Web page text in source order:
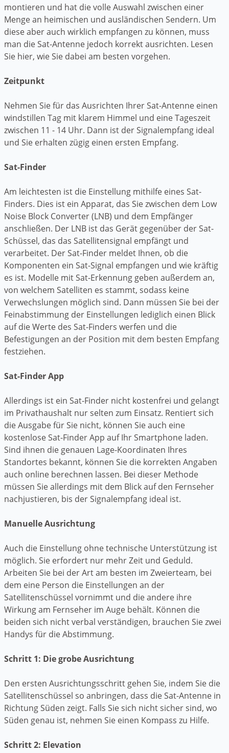
montieren und hat die volle Auswahl zwischen einer
Menge an heimischen und ausländischen Sendern. Um
diese aber auch wirklich empfangen zu können, muss
man die Sat-Antenne jedoch korrekt ausrichten. Lesen
Sie hier, wie Sie dabei am besten vorgehen.
Zeitpunkt
Nehmen Sie für das Ausrichten Ihrer Sat-Antenne einen
windstillen Tag mit klarem Himmel und eine Tageszeit
zwischen 11 - 14 Uhr. Dann ist der Signalempfang ideal
und Sie erhalten zügig einen ersten Empfang.
Sat-Finder
Am leichtesten ist die Einstellung mithilfe eines Sat-
Finders. Dies ist ein Apparat, das Sie zwischen dem Low
Noise Block Converter (LNB) und dem Empfänger
anschließen. Der LNB ist das Gerät gegenüber der Sat-
Schüssel, das das Satellitensignal empfängt und
verarbeitet. Der Sat-Finder meldet Ihnen, ob die
Komponenten ein Sat-Signal empfangen und wie kräftig
es ist. Modelle mit Sat-Erkennung geben außerdem an,
von welchem Satelliten es stammt, sodass keine
Verwechslungen möglich sind. Dann müssen Sie bei der
Feinabstimmung der Einstellungen lediglich einen Blick
auf die Werte des Sat-Finders werfen und die
Befestigungen an der Position mit dem besten Empfang
festziehen.
Sat-Finder App
Allerdings ist ein Sat-Finder nicht kostenfrei und gelangt
im Privathaushalt nur selten zum Einsatz. Rentiert sich
die Ausgabe für Sie nicht, können Sie auch eine
kostenlose Sat-Finder App auf Ihr Smartphone laden.
Sind ihnen die genauen Lage-Koordinaten Ihres
Standortes bekannt, können Sie die korrekten Angaben
auch online berechnen lassen. Bei dieser Methode
müssen Sie allerdings mit dem Blick auf den Fernseher
nachjustieren, bis der Signalempfang ideal ist.
Manuelle Ausrichtung
Auch die Einstellung ohne technische Unterstützung ist
möglich. Sie erfordert nur mehr Zeit und Geduld.
Arbeiten Sie bei der Art am besten im Zweierteam, bei
dem eine Person die Einstellungen an der
Satellitenschüssel vornimmt und die andere ihre
Wirkung am Fernseher im Auge behält. Können die
beiden sich nicht verbal verständigen, brauchen Sie zwei
Handys für die Abstimmung.
Schritt 1: Die grobe Ausrichtung
Den ersten Ausrichtungsschritt gehen Sie, indem Sie die
Satellitenschüssel so anbringen, dass die Sat-Antenne in
Richtung Süden zeigt. Falls Sie sich nicht sicher sind, wo
Süden genau ist, nehmen Sie einen Kompass zu Hilfe.
Schritt 2: Elevation